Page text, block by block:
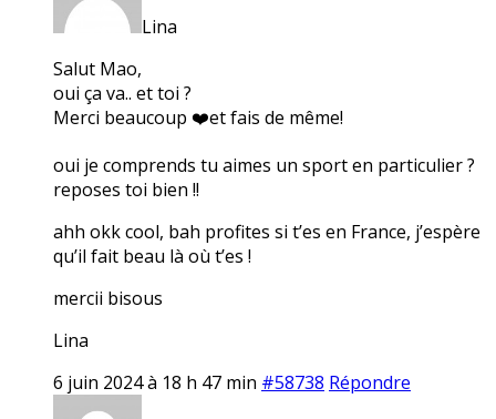
Lina
Salut Mao,
oui ça va.. et toi ?
Merci beaucoup ❤️et fais de même!
oui je comprends tu aimes un sport en particulier ?
reposes toi bien !!
ahh okk cool, bah profites si t’es en France, j’espère
qu’il fait beau là où t’es !
mercii bisous
Lina
6 juin 2024 à 18 h 47 min #58738 Répondre